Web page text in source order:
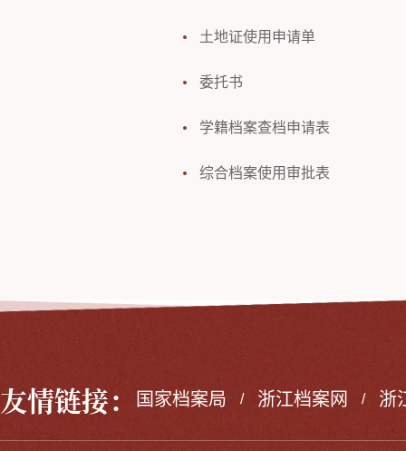
土地证使用申请单
委托书
学籍档案查档申请表
综合档案使用审批表
友情链接： 国家档案局 / 浙江档案网 / 浙